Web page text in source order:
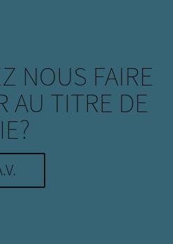
NOUS FAIRE
AU TITRE DE